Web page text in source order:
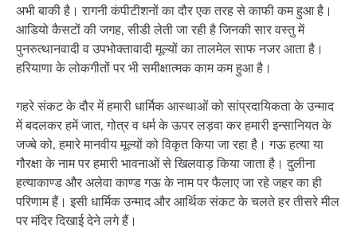
अभी बाकी है। रागनी कंपीटीशनों का दौर एक तरह से काफी कम हुआ है।
आडियो कैसटों की जगह, सीडी लेती जा रही है जिनकी सार वस्तु में
पुनरुत्थानवादी व उपभोक्तावादी मूल्यों का तालमेल साफ नजर आता है।
हरियाणा के लोकगीतों पर भी समीक्षात्मक काम कम हुआ है।
गहरे संकट के दौर में हमारी धार्मिक आस्थाओं को सांप्रदायिकता के उन्माद
में बदलकर हमें जात, गोत्र व धर्म के ऊपर लड़वा कर हमारी इन्सानियत के
जज्बे को, हमारे मानवीय मूल्यों को विकृत किया जा रहा है। गऊ हत्या या
गौरक्षा के नाम पर हमारी भावनाओं से खिलवाड़ किया जाता है। दुलीना
हत्याकाण्ड और अलेवा काण्ड गऊ के नाम पर फैलाए जा रहे जहर का ही
परिणाम हैं। इसी धार्मिक उन्माद और आर्थिक संकट के चलते हर तीसरे मील
पर मंदिर दिखाई देने लगे हैं।